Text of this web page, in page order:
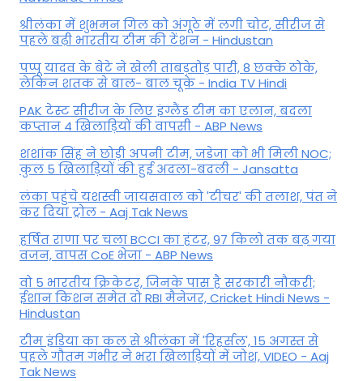
श्रीलंका में शुभमन गिल को अंगूठे में लगी चोट, सीरीज से
पहले बढ़ी भारतीय टीम की टेंशन - Hindustan
पप्पू यादव के बेटे ने खेली ताबड़तोड़ पारी, 8 छक्के ठोके,
लेकिन शतक से बाल- बाल चूके - India TV Hindi
PAK टेस्ट सीरीज के लिए इंग्लैंड टीम का एलान, बदला
कप्तान 4 खिलाड़ियों की वापसी - ABP News
शशांक सिंह ने छोड़ी अपनी टीम, जडेजा को भी मिली NOC;
कुल 5 खिलाड़ियों की हुई अदला-बदली - Jansatta
लंका पहुंचे यशस्वी जायसवाल को 'टीचर' की तलाश, पंत ने
कर द‍िया ट्रोल - Aaj Tak News
हर्षित राणा पर चला BCCI का हंटर, 97 किलो तक बढ़ गया
वजन, वापस CoE भेजा - ABP News
वो 5 भारतीय क्रिकेटर, जिनके पास है सरकारी नौकरी;
ईशान किशन समेत दो RBI मैनेजर, Cricket Hindi News -
Hindustan
टीम इंडिया का कल से श्रीलंका में 'रिहर्सल', 15 अगस्त से
पहले गौतम गंभीर ने भरा ख‍िलाड़‍ियों में जोश, VIDEO - Aaj
Tak News